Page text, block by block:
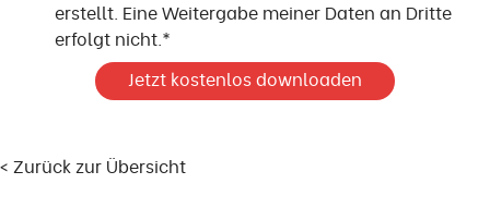
erstellt. Eine Weitergabe meiner Daten an Dritte
erfolgt nicht.*
Zurück zur Übersicht